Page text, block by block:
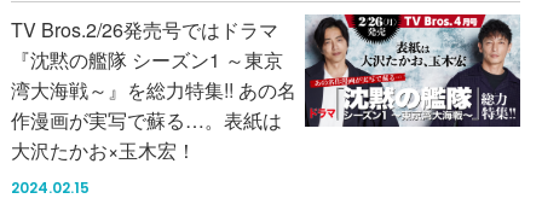
TV Bros.2/26発売号ではドラマ
『沈黙の艦隊 シーズン1 ～東京
湾大海戦～』を総力特集!! あの名
作漫画が実写で蘇る…。表紙は
大沢たかお×玉木宏！
2024.02.15